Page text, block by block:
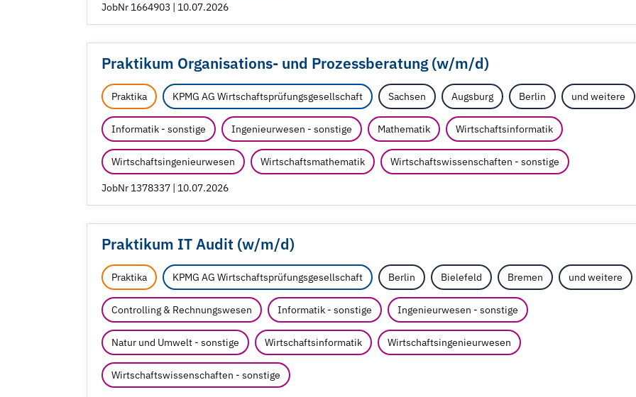
JobNr 1664903 | 10.07.2026
Praktikum Organisations- und Prozessberatung (w/m/d)
Praktika KPMG AG Wirtschaftsprüfungsgesellschaft Sachsen Augsburg Berlin und weitere
Informatik - sonstige Ingenieurwesen - sonstige Mathematik Wirtschaftsinformatik
Wirtschaftsingenieurwesen Wirtschaftsmathematik Wirtschaftswissenschaften - sonstige
JobNr 1378337 | 10.07.2026
Praktikum IT Audit (w/m/d)
Praktika KPMG AG Wirtschaftsprüfungsgesellschaft Berlin Bielefeld Bremen und weitere
Controlling & Rechnungswesen Informatik - sonstige Ingenieurwesen - sonstige
Natur und Umwelt - sonstige Wirtschaftsinformatik Wirtschaftsingenieurwesen
Wirtschaftswissenschaften - sonstige